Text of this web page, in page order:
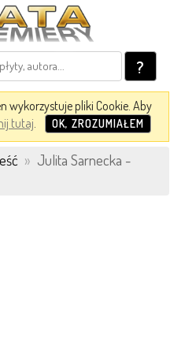
?
wykorzystuje pliki Cookie. Aby
tutaj. OK, ZROZUMIAŁEM
» Julita Sarnecka -